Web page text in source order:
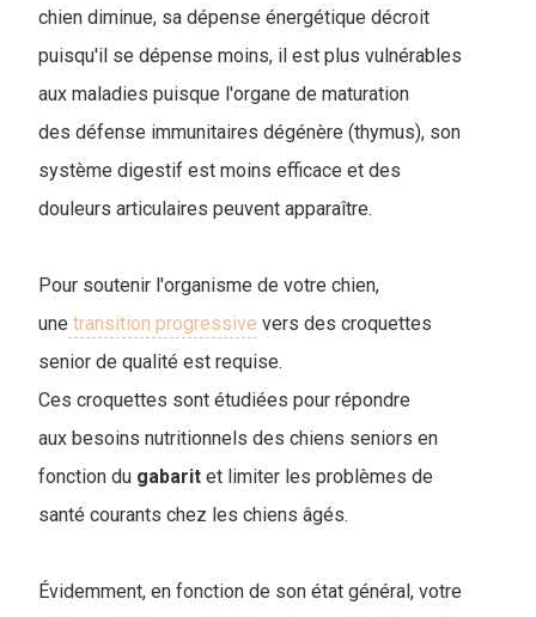
chien diminue, sa dépense énergétique décroit
puisqu'il se dépense moins, il est plus vulnérables
aux maladies puisque l'organe de maturation
des défense immunitaires dégénère (thymus), son
système digestif est moins efficace et des
douleurs articulaires peuvent apparaître.
Pour soutenir l'organisme de votre chien,
une transition progressive vers des croquettes
senior de qualité est requise.
Ces croquettes sont étudiées pour répondre
aux besoins nutritionnels des chiens seniors en
fonction du gabarit et limiter les problèmes de
santé courants chez les chiens âgés.
Évidemment, en fonction de son état général, votre